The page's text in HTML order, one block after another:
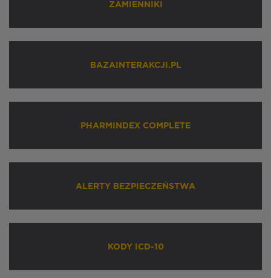
ZAMIENNIKI
BAZAINTERAKCJI.PL
PHARMINDEX COMPLETE
ALERTY BEZPIECZEŃSTWA
KODY ICD-10